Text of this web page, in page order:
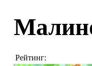
Рейтинг: